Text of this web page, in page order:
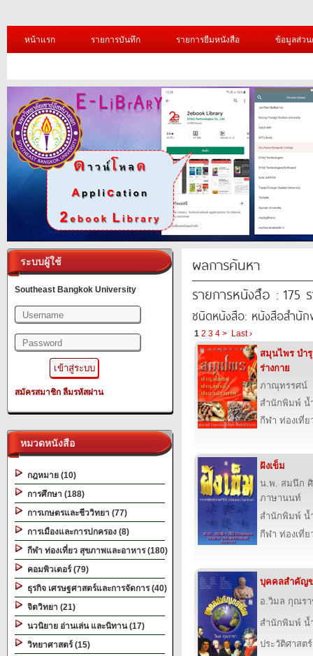
หน้าแรก รายการบันทึก รายการยืมหนังสือ ข้อมูลส่ว
ระบบผู้ใช้
Southeast Bangkok University
สมัครสมาชิก ลืมรหัสผ่าน
หมวดหนังสือ
กฎหมาย (10)
การศึกษา (188)
การเกษตรและชีววิทยา (77)
การเมืองและการปกครอง (8)
กีฬา ท่องเที่ยว สุขภาพและอาหาร (180)
คอมพิวเตอร์ (79)
ธุรกิจ เศรษฐศาสตร์และการจัดการ (40)
จิตวิทยา (21)
นวนิยาย อ่านเล่น และนิทาน (17)
วิทยาศาสตร์ (15)
ผลการค้นหา
รายการหนังสือ : 175
ชนิดหนังสือ: หนังสือสำนั
1 2 3 4 > Last ›
สมุนไพร บำรุ
ร่างกาย
ภาณุทรรศน์
สำนักพิมพ์ น้
กีฬา ท่องเที่
ฝังเข็ม
น.พ. สมนึก
ภาษานนท์
สำนักพิมพ์ น้
กีฬา ท่องเที่
บุคคลสำคัญ
อ.วิมล กุณร
สำนักพิมพ์ น้
ประวัติศาสต